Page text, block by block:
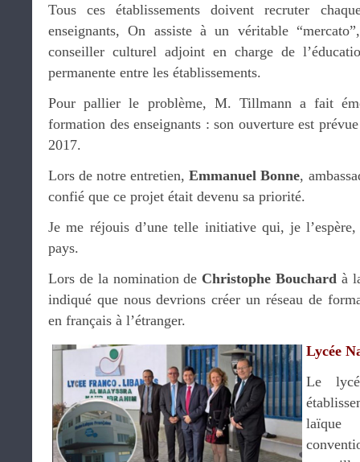
Tous ces établissements doivent recruter
enseignants, On assiste à un véritable
conseiller culturel adjoint en charge de
permanente entre les établissements.
Pour pallier le problème, M. Tillmann a fait
formation des enseignants : son ouverture est
2017.
Lors de notre entretien,Emmanuel Bonne,
confié que ce projet était devenu sa priorité.
Je me réjouis d’une telle initiative qui, je
pays.
Lors de la nomination de Christophe Bouchard à
indiqué que nous devrions créer un réseau de
en français à l’étranger.
Lycée
Le